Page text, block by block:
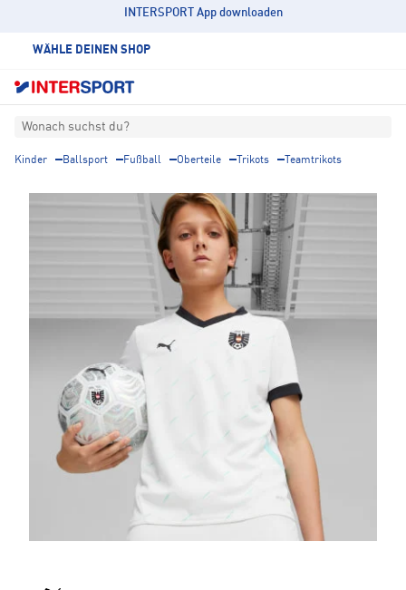
INTERSPORT App downloaden
WÄHLE DEINEN SHOP
Wonach suchst du?
Kinder Ballsport Fußball Oberteile Trikots Teamtrikots